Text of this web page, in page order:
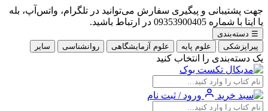
جهت پشتیبانی و پیگیری سفارش می‌توانید در تلگرام، واتس‌آپ، بله
یا ایتا با شماره 09353900405 در ارتباط باشید.
☰ دسته‌بندی
پیراپزشکی
علوم پایه علوم آزمایشگاهی روانشناسی سایر
یک دسته‌بندی را انتخاب کنید
ورود / ثبت نام